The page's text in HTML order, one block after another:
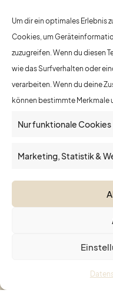
Um dir ein optimales Erlebnis
Cookies, um
zuzugreifen. Wenn du diesen
wie das Surfverhalten oder
verarbeiten. Wenn du deine
können bestimmte
Nur funktionale Cookies
Marketing, Statistik &
Website made